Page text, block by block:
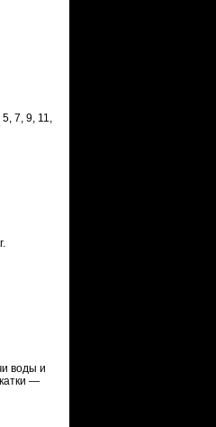
7, 9, 11,
воды и
—